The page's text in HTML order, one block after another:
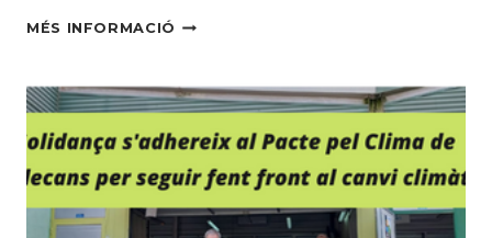
MÉS INFORMACIÓ OFERTA
TÈCNIC/A
DE
GESTIÓ
PERSONES
SUMA’T